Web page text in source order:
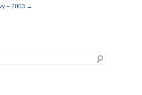
– 2003 →